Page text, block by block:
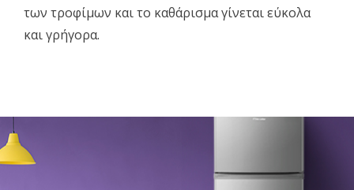
των τροφίμων και το καθάρισμα γίνεται εύκολα
και γρήγορα.